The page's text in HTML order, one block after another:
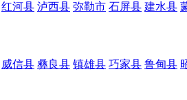
红河县 泸西县 弥勒市 石屏县 建水县
威信县 彝良县 镇雄县 巧家县 鲁甸县